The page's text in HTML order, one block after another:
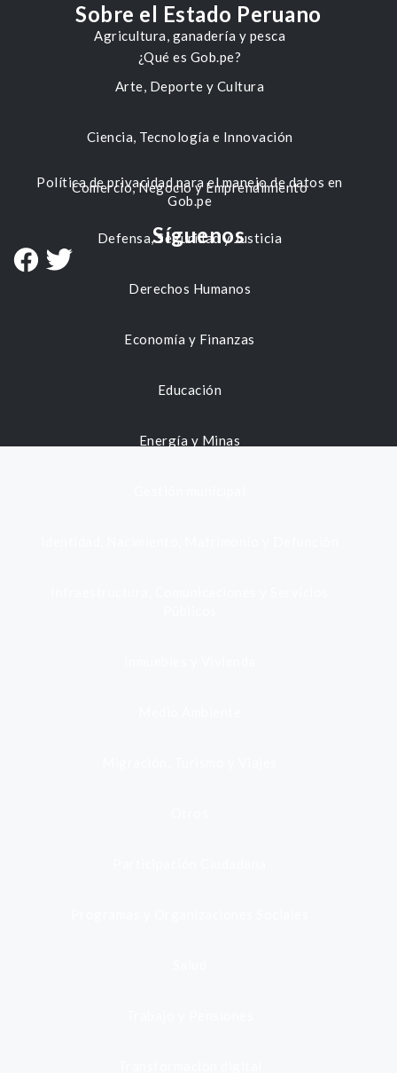
Agricultura, ganadería y pesca
Arte, Deporte y Cultura
Ciencia, Tecnología e Innovación
Comercio, Negocio y Emprendimiento
Defensa, Seguridad y Justicia
Derechos Humanos
Economía y Finanzas
Educación
Energía y Minas
Sobre el Estado Peruano
¿Qué es Gob.pe?
Política de privacidad para el manejo de datos en
Gob.pe
Síguenos